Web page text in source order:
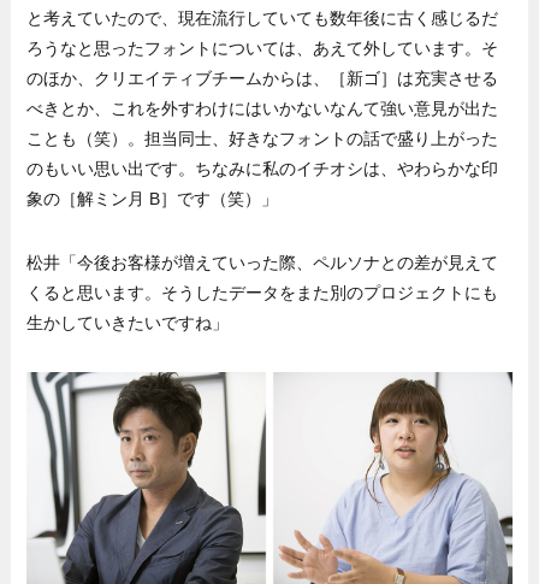
と考えていたので、現在流行していても数年後に古く感じるだ
ろうなと思ったフォントについては、あえて外しています。そ
のほか、クリエイティブチームからは、［新ゴ］は充実させる
べきとか、これを外すわけにはいかないなんて強い意見が出た
ことも（笑）。担当同士、好きなフォントの話で盛り上がった
のもいい思い出です。ちなみに私のイチオシは、やわらかな印
象の［解ミン月 B］です（笑）」
松井「今後お客様が増えていった際、ペルソナとの差が見えて
くると思います。そうしたデータをまた別のプロジェクトにも
生かしていきたいですね」